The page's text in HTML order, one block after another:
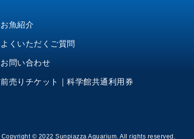
お魚紹介
よくいただくご質問
お問い合わせ
前売りチケット｜科学館共通利用券
Copyright © 2022 Sunpiazza Aquarium. All rights reserved.